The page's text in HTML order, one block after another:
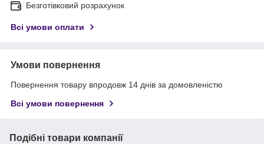
Безготівковий розрахунок
Всі умови оплати
Умови повернення
Повернення товару впродовж 14 днів за домовленістю
Всі умови повернення
Подібні товари компанії